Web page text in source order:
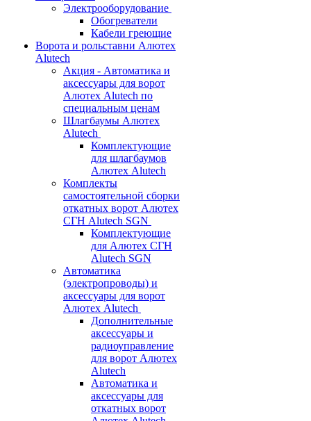
Электрооборудование
Обогреватели
Кабели греющие
Ворота и рольставни Алютех
Alutech
Акция - Автоматика и
аксессуары для ворот
Алютех Alutech по
специальным ценам
Шлагбаумы Алютех
Alutech
Комплектующие
для шлагбаумов
Алютех Alutech
Комплекты
самостоятельной сборки
откатных ворот Алютех
СГН Alutech SGN
Комплектующие
для Алютех СГН
Alutech SGN
Автоматика
(электропроводы) и
аксессуары для ворот
Алютех Alutech
Дополнительные
аксессуары и
радиоуправление
для ворот Алютех
Alutech
Автоматика и
аксессуары для
откатных ворот